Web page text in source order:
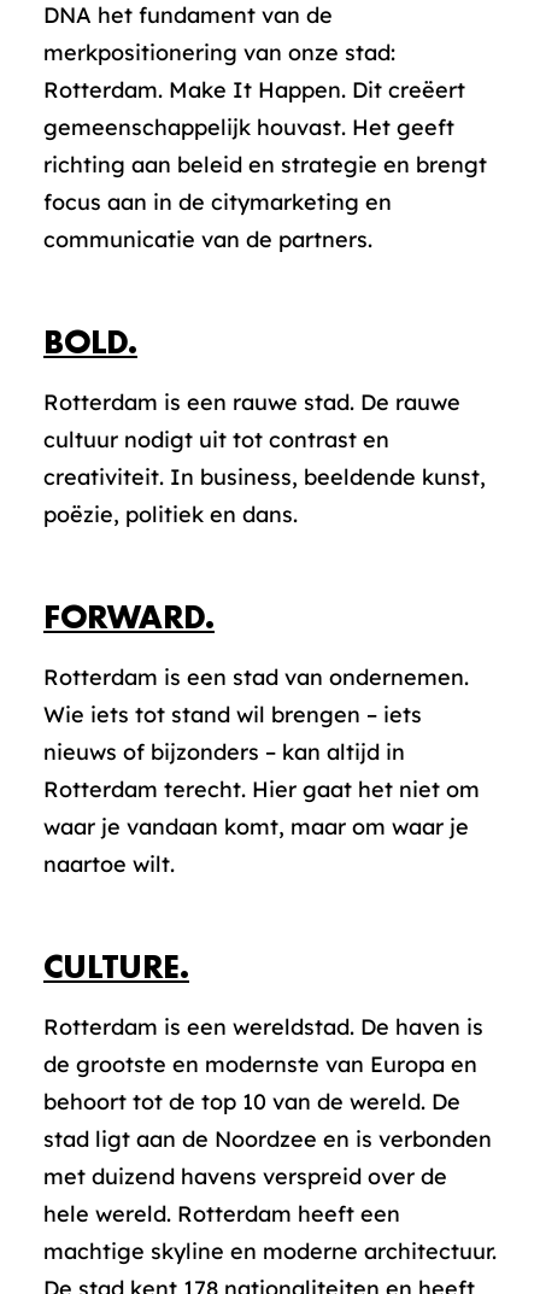
DNA het fundament van de
merkpositionering van onze stad:
Rotterdam. Make It Happen. Dit creëert
gemeenschappelijk houvast. Het geeft
richting aan beleid en strategie en brengt
focus aan in de citymarketing en
communicatie van de partners.
BOLD.
Rotterdam is een rauwe stad. De rauwe
cultuur nodigt uit tot contrast en
creativiteit. In business, beeldende kunst,
poëzie, politiek en dans.
FORWARD.
Rotterdam is een stad van ondernemen.
Wie iets tot stand wil brengen – iets
nieuws of bijzonders – kan altijd in
Rotterdam terecht. Hier gaat het niet om
waar je vandaan komt, maar om waar je
naartoe wilt.
CULTURE.
Rotterdam is een wereldstad. De haven is
de grootste en modernste van Europa en
behoort tot de top 10 van de wereld. De
stad ligt aan de Noordzee en is verbonden
met duizend havens verspreid over de
hele wereld. Rotterdam heeft een
machtige skyline en moderne architectuur.